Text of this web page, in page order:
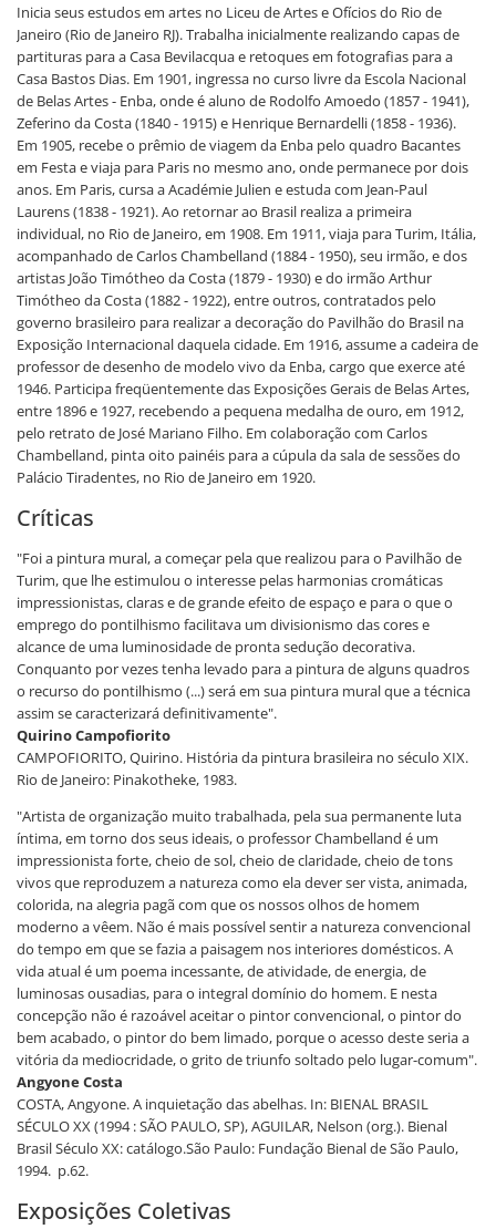
Inicia seus estudos em artes no Liceu de Artes e Ofícios do Rio de
Janeiro (Rio de Janeiro RJ). Trabalha inicialmente realizando capas de
partituras para a Casa Bevilacqua e retoques em fotografias para a
Casa Bastos Dias. Em 1901, ingressa no curso livre da Escola Nacional
de Belas Artes - Enba, onde é aluno de Rodolfo Amoedo (1857 - 1941),
Zeferino da Costa (1840 - 1915) e Henrique Bernardelli (1858 - 1936).
Em 1905, recebe o prêmio de viagem da Enba pelo quadro Bacantes
em Festa e viaja para Paris no mesmo ano, onde permanece por dois
anos. Em Paris, cursa a Académie Julien e estuda com Jean-Paul
Laurens (1838 - 1921). Ao retornar ao Brasil realiza a primeira
individual, no Rio de Janeiro, em 1908. Em 1911, viaja para Turim, Itália,
acompanhado de Carlos Chambelland (1884 - 1950), seu irmão, e dos
artistas João Timótheo da Costa (1879 - 1930) e do irmão Arthur
Timótheo da Costa (1882 - 1922), entre outros, contratados pelo
governo brasileiro para realizar a decoração do Pavilhão do Brasil na
Exposição Internacional daquela cidade. Em 1916, assume a cadeira de
professor de desenho de modelo vivo da Enba, cargo que exerce até
1946. Participa freqüentemente das Exposições Gerais de Belas Artes,
entre 1896 e 1927, recebendo a pequena medalha de ouro, em 1912,
pelo retrato de José Mariano Filho. Em colaboração com Carlos
Chambelland, pinta oito painéis para a cúpula da sala de sessões do
Palácio Tiradentes, no Rio de Janeiro em 1920.
Críticas
"Foi a pintura mural, a começar pela que realizou para o Pavilhão de
Turim, que lhe estimulou o interesse pelas harmonias cromáticas
impressionistas, claras e de grande efeito de espaço e para o que o
emprego do pontilhismo facilitava um divisionismo das cores e
alcance de uma luminosidade de pronta sedução decorativa.
Conquanto por vezes tenha levado para a pintura de alguns quadros
o recurso do pontilhismo (...) será em sua pintura mural que a técnica
assim se caracterizará definitivamente".
Quirino Campofiorito
CAMPOFIORITO, Quirino. História da pintura brasileira no século XIX.
Rio de Janeiro: Pinakotheke, 1983.
"Artista de organização muito trabalhada, pela sua permanente luta
íntima, em torno dos seus ideais, o professor Chambelland é um
impressionista forte, cheio de sol, cheio de claridade, cheio de tons
vivos que reproduzem a natureza como ela dever ser vista, animada,
colorida, na alegria pagã com que os nossos olhos de homem
moderno a vêem. Não é mais possível sentir a natureza convencional
do tempo em que se fazia a paisagem nos interiores domésticos. A
vida atual é um poema incessante, de atividade, de energia, de
luminosas ousadias, para o integral domínio do homem. E nesta
concepção não é razoável aceitar o pintor convencional, o pintor do
bem acabado, o pintor do bem limado, porque o acesso deste seria a
vitória da mediocridade, o grito de triunfo soltado pelo lugar-comum".
Angyone Costa
COSTA, Angyone. A inquietação das abelhas. In: BIENAL BRASIL
SÉCULO XX (1994 : SÃO PAULO, SP), AGUILAR, Nelson (org.). Bienal
Brasil Século XX: catálogo.São Paulo: Fundação Bienal de São Paulo,
1994. p.62.
Exposições Coletivas